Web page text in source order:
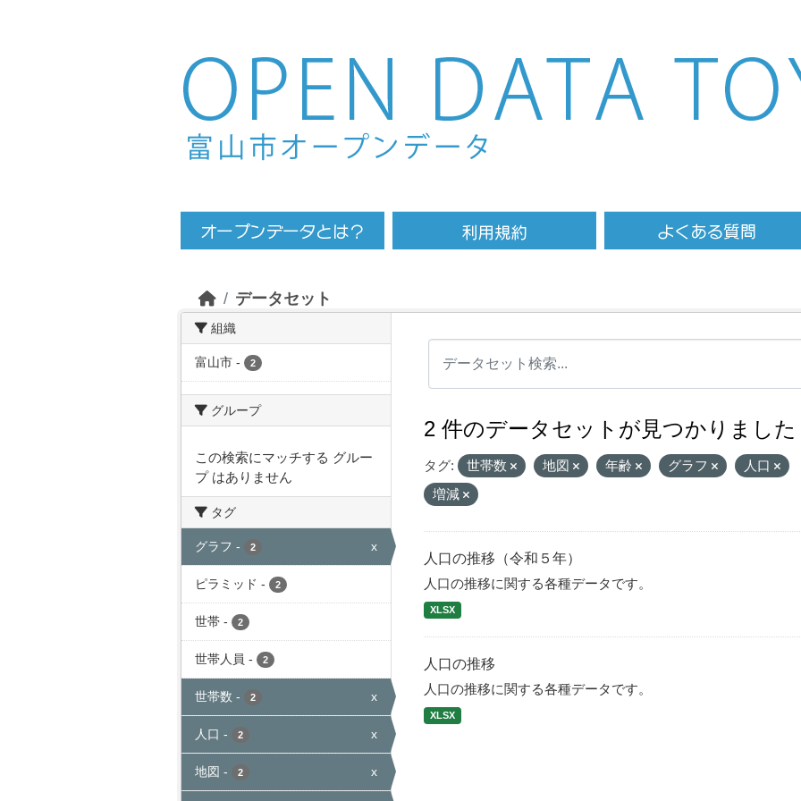
Skip to main content
データセット
組織
富山市 - 2
グループ
この検索にマッチする グルー
プ はありません
タグ
グラフ - 2 x
ピラミッド - 2
世帯 - 2
世帯人員 - 2
世帯数 - 2 x
人口 - 2 x
地図 - 2 x
2 件のデータセットが見つかりました
タグ: 世帯数 地図 年齢 グラフ
人口
増減
人口の推移（令和５年）
人口の推移に関する各種データです。
XLSX
人口の推移
人口の推移に関する各種データです。
XLSX